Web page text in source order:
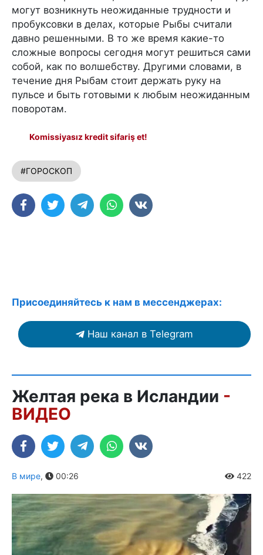
могут возникнуть неожиданные трудности и
пробуксовки в делах, которые Рыбы считали
давно решенными. В то же время какие-то
сложные вопросы сегодня могут решиться сами
собой, как по волшебству. Другими словами, в
течение дня Рыбам стоит держать руку на
пульсе и быть готовыми к любым неожиданным
поворотам.
Komissiyasız kredit sifariş et!
#ГОРОСКОП
Присоединяйтесь к нам в мессенджерах:
Наш канал в Telegram
Желтая река в Исландии -
ВИДЕО
В мире, 00:26 422